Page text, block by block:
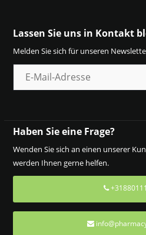
Lassen Sie uns in Kontakt
Melden Sie sich für unseren
Haben Sie eine Frage?
Wenden Sie sich an einen unserer
werden Ihnen gerne helfen.